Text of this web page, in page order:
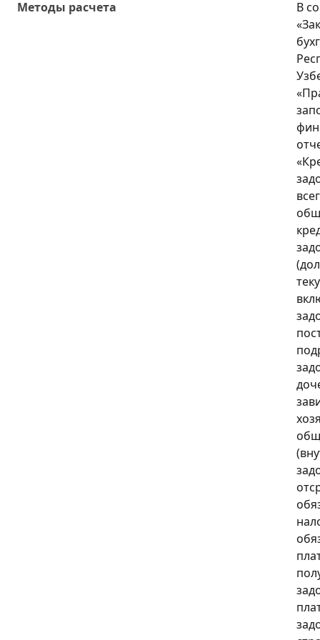
Методы расчета
В